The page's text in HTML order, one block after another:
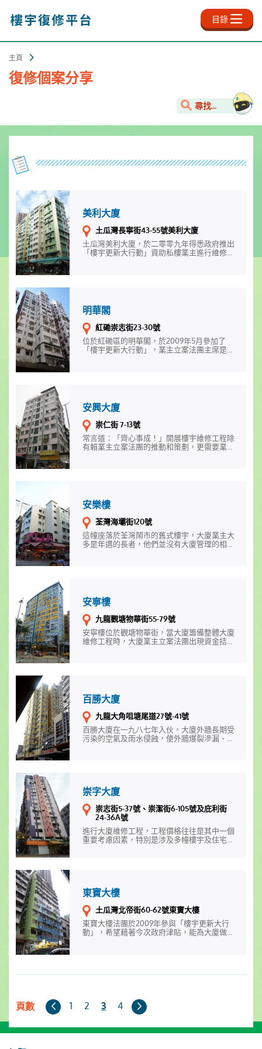
內
目錄
主頁
復修個案分享
尋找...
美利大廈
土瓜灣長寧街43-55號美利大廈
土瓜灣美利大廈，於二零零九年得悉政府推出
「樓宇更新大行動」資助私樓業主進行維修...
明華閣
紅磡崇志街23-30號
位於紅磡區的明華閣，於2009年5月參加了
「樓宇更新大行動」，業主立案法團主席是...
安興大廈
崇仁街 7-13號
常言道：「齊心事成！」開展樓宇維修工程除
有賴業主立案法團的推動和策劃，更需要業...
安樂樓
荃灣海壩街120號
這幢座落於荃灣鬧市的舊式樓宇，大廈業主大
多是年邁的長者，他們並沒有大廈管理的相...
安寧樓
九龍觀塘物華街55-79號
安寧樓位於觀塘物華街，當大廈籌備整體大廈
維修工程時，大廈業主立案法團出現資金拮...
百勝大廈
九龍大角咀塘尾道27號-41號
百勝大廈在一九八七年入伙，大廈外牆長期受
污染的空氣及雨水侵蝕，使外牆爆裂滲漏、...
崇字大廈
崇志街5-37號、崇潔街6-105號及庇利街
24-36A號
進行大廈維修工程，工程價格往往是其中一個
重要考慮因素，特別是涉及多幢樓宇及住宅...
東寶大樓
土瓜灣北帝街60-62號東寶大樓
東寶大樓法團於2009年參與「樓宇更新大行
動」，希望藉著今次政府津貼，能為大廈做...
頁數
上
頁
1 2 3 4
下
頁